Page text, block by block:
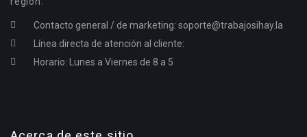
Contacto general / de marketing: soporte@trabajosihay.la
Línea directa de atención al cliente:
Horario: Lunes a Viernes de 8 a 5